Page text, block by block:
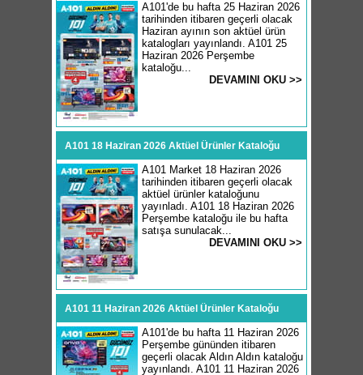
A101'de bu hafta 25 Haziran 2026
tarihinden itibaren geçerli olacak
Haziran ayının son aktüel ürün
katalogları yayınlandı. A101 25
Haziran 2026 Perşembe
kataloğu...
DEVAMINI OKU >>
A101 18 Haziran 2026 Aktüel Ürünler Kataloğu
A101 Market 18 Haziran 2026
tarihinden itibaren geçerli olacak
aktüel ürünler kataloğunu
yayınladı. A101 18 Haziran 2026
Perşembe kataloğu ile bu hafta
satışa sunulacak...
DEVAMINI OKU >>
A101 11 Haziran 2026 Aktüel Ürünler Kataloğu
A101'de bu hafta 11 Haziran 2026
Perşembe gününden itibaren
geçerli olacak Aldın Aldın kataloğu
yayınlandı. A101 11 Haziran 2026